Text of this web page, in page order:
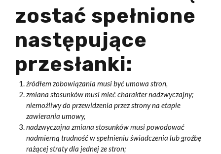
zostać spełnione
następujące
przesłanki:
źródłem zobowiązania musi być umowa stron,
zmiana stosunków musi mieć charakter nadzwyczajny;
niemożliwy do przewidzenia przez strony na etapie
zawierania umowy,
nadzwyczajna zmiana stosunków musi powodować
nadmierną trudność w spełnieniu świadczenia lub groźbę
rażącej straty dla jednej ze stron;